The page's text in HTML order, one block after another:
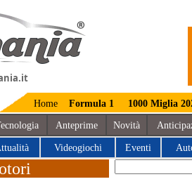
Home Formula 1 1000 Miglia
Anteprime Novità
Videogiochi Eventi